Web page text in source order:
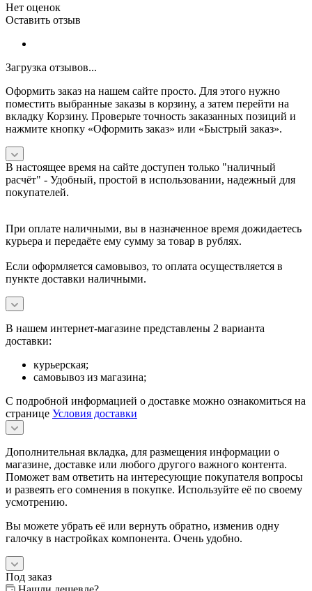
Нет оценок
Оставить отзыв
Загрузка отзывов...
Оформить заказ на нашем сайте просто. Для этого нужно
поместить выбранные заказы в корзину, а затем перейти на
вкладку Корзину. Проверьте точность заказанных позиций и
нажмите кнопку «Оформить заказ» или «Быстрый заказ».
В настоящее время на сайте доступен только "наличный
расчёт" - Удобный, простой в использовании, надежный для
покупателей.
При оплате наличными, вы в назначенное время дожидаетесь
курьера и передаёте ему сумму за товар в рублях.
Если оформляется самовывоз, то оплата осуществляется в
пункте доставки наличными.
В нашем интернет-магазине представлены 2 варианта
доставки:
курьерская;
самовывоз из магазина;
С подробной информацией о доставке можно ознакомиться на
странице Условия доставки
Дополнительная вкладка, для размещения информации о
магазине, доставке или любого другого важного контента.
Поможет вам ответить на интересующие покупателя вопросы
и развеять его сомнения в покупке. Используйте её по своему
усмотрению.
Вы можете убрать её или вернуть обратно, изменив одну
галочку в настройках компонента. Очень удобно.
Под заказ